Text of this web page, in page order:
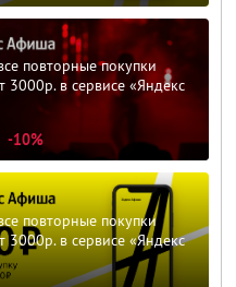
повторные покупки
3000р. в сервисе «Яндекс
-10%
повторные покупки
3000р. в сервисе «Яндекс